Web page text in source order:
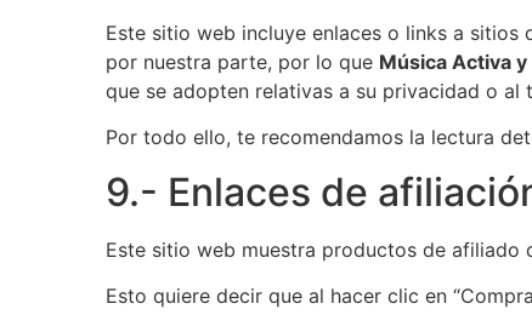
Este sitio web incluye enlaces o links a
por nuestra parte, por lo que Música Activa
que se adopten relativas a su privacidad o
Por todo ello, te recomendamos la lectura
9.- Enlaces de
Este sitio web muestra productos de afiliado
Esto quiere decir que al hacer clic en